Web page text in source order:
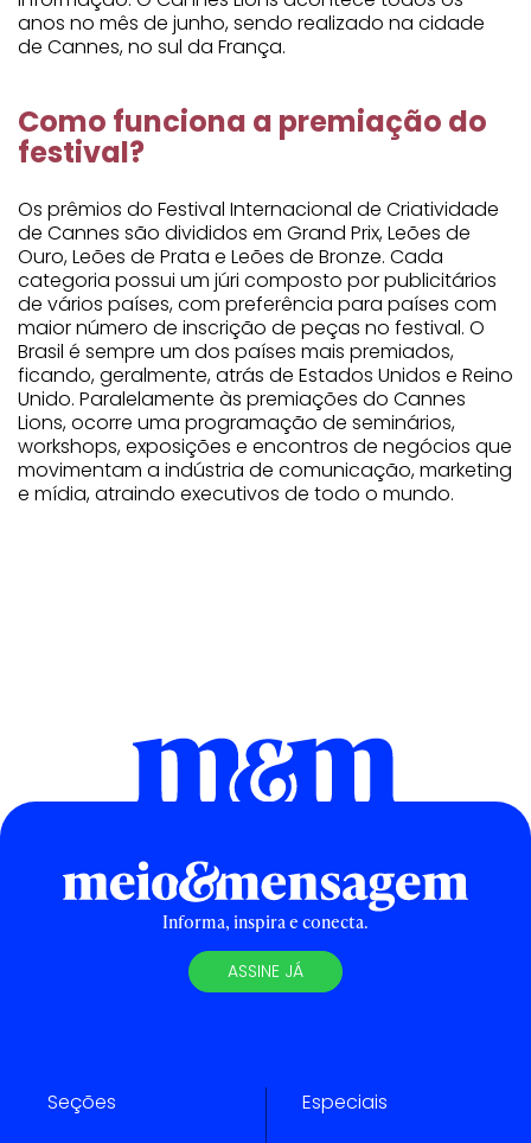
anos no mês de junho, sendo realizado na cidade
de Cannes, no sul da França.
Como funciona a premiação do
festival?
Os prêmios do Festival Internacional de Criatividade
de Cannes são divididos em Grand Prix, Leões de
Ouro, Leões de Prata e Leões de Bronze. Cada
categoria possui um júri composto por publicitários
de vários países, com preferência para países com
maior número de inscrição de peças no festival. O
Brasil é sempre um dos países mais premiados,
ficando, geralmente, atrás de Estados Unidos e Reino
Unido. Paralelamente às premiações do Cannes
Lions, ocorre uma programação de seminários,
workshops, exposições e encontros de negócios que
movimentam a indústria de comunicação, marketing
e mídia, atraindo executivos de todo o mundo.
Informa, inspira e conecta.
ASSINE JÁ
Seções Especiais